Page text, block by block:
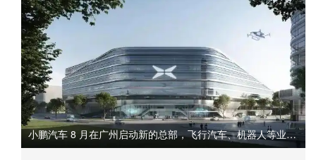
小鹏汽车 8 月在广州启动新的总部，飞行汽车、机器人等业务入